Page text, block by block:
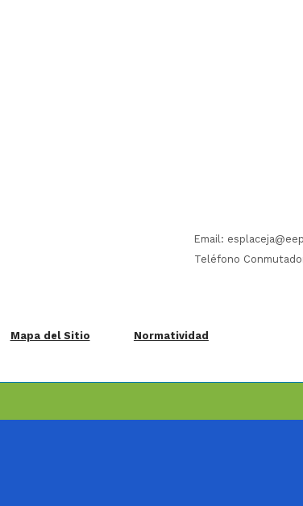
Email:
Teléfono
Mapa del Sitio Normatividad